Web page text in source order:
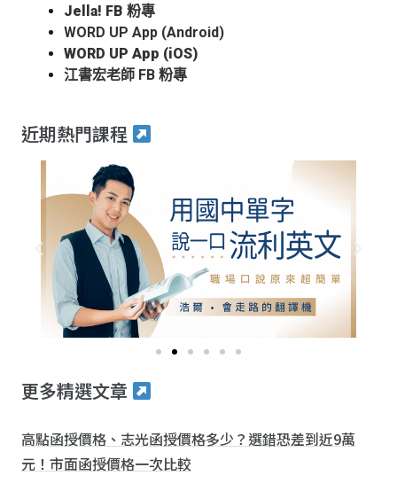
Jella! FB 粉專
WORD UP App (Android)
WORD UP App (iOS)
江書宏老師 FB 粉專
近期熱門課程
更多精選文章
高點函授價格、志光函授價格多少？選錯恐差到近9萬
元！市面函授價格一次比較